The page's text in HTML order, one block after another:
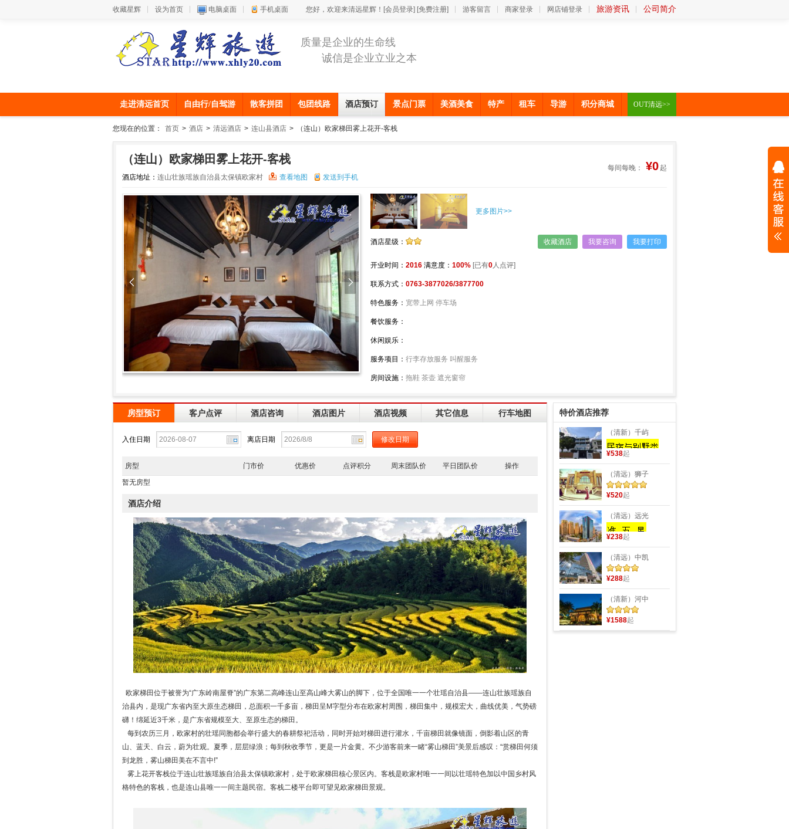
收藏星辉 设为首页 电脑桌面 手机桌面 您好，欢迎来清远星辉！ [会员登录] [免费注册] 游客留言 商家登录 网店铺登录 旅游资讯 公司简介
质量是企业的生命线
诚信是企业立业之本
走进清远首页 自由行/自驾游 散客拼团 包团线路 酒店预订 景点门票 美酒美食 特产 租车 导游 积分商城 OUT清远>>
您现在的位置： 首页 > 酒店 > 清远酒店 > 连山县酒店 > （连山）欧家梯田雾上花开-客栈
（连山）欧家梯田雾上花开-客栈
酒店地址： 连山壮族瑶族自治县太保镇欧家村 查看地图 发送到手机
每间每晚： ¥0 起
更多图片>>
收藏酒店 我要咨询 我要打印
酒店星级：
开业时间： 2016 满意度： 100% [已有0人点评]
联系方式： 0763-3877026/3877700
特色服务： 宽带上网 停车场
餐饮服务：
休闲娱乐：
服务项目： 行李存放服务 叫醒服务
房间设施： 拖鞋 茶壶 遮光窗帘
房型预订 客户点评 酒店咨询 酒店图片 酒店视频 其它信息 行车地图
入住日期 离店日期
房型 门市价 优惠价 点评积分 周末团队价 平日团队价
操作
暂无房型
酒店介绍
欧家梯田位于被誉为“广东岭南屋脊”的广东第二高峰连山至高山峰大雾山的脚下，位于全国唯一一个壮瑶自治县——连山壮族瑶族自
治县内，是现广东省内至大原生态梯田，总面积一千多亩，梯田呈M字型分布在欧家村周围，梯田集中，规模宏大，曲线优美，气势磅
礴！绵延近3千米，是广东省规模至大、至原生态的梯田。
每到农历三月，欧家村的壮瑶同胞都会举行盛大的春耕祭祀活动，同时开始对梯田进行灌水，千亩梯田就像镜面，倒影着山区的青
山、蓝天、白云，蔚为壮观。夏季，层层绿浪；每到秋收季节，更是一片金黄。不少游客前来一睹“雾山梯田”美景后感叹：“赏梯田何须
到龙胜，雾山梯田美在不言中!”
雾上花开客栈位于连山壮族瑶族自治县太保镇欧家村，处于欧家梯田核心景区内。客栈是欧家村唯一一间以壮瑶特色加以中国乡村风
格特色的客栈，也是连山县唯一一间主题民宿。客栈二楼平台即可望见欧家梯田景观。
特价酒店推荐
（清新）千屿
¥538起
（清远）狮子
¥520起
（清远）远光
¥238起
（清远）中凯
¥288起
（清新）河中
¥1588起